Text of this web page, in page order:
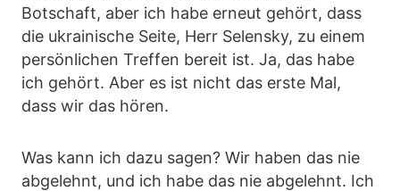
Botschaft, aber ich habe erneut gehört, dass
die ukrainische Seite, Herr Selensky, zu einem
persönlichen Treffen bereit ist. Ja, das habe
ich gehört. Aber es ist nicht das erste Mal,
dass wir das hören.
Was kann ich dazu sagen? Wir haben das nie
abgelehnt, und ich habe das nie abgelehnt. Ich